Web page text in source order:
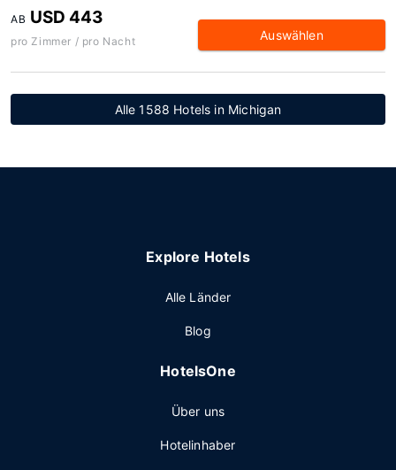
AB USD 443
pro Zimmer / pro Nacht Auswählen
Alle 1588 Hotels in Michigan
Explore Hotels
Alle Länder
Blog
HotelsOne
Über uns
Hotelinhaber